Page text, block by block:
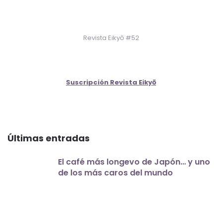
Revista Eikyō #52
Suscripción Revista Eikyō
Últimas entradas
El café más longevo de Japón… y uno
de los más caros del mundo